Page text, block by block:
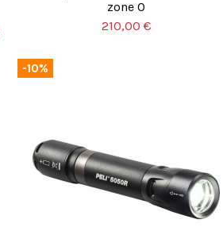
zone 0
210,00 €
-10%